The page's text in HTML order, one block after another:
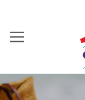
Overslaan en naar de
Zoeken